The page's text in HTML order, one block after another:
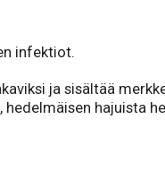
infektiot.
ja sisältää
hedelmäisen hajuista